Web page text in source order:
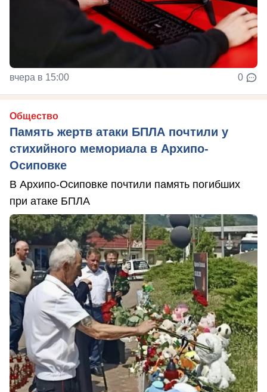
вчера в 15:00 0
Общество
Память жертв атаки БПЛА почтили у
стихийного мемориала в Архипо-
Осиповке
В Архипо-Осиповке почтили память погибших
при атаке БПЛА